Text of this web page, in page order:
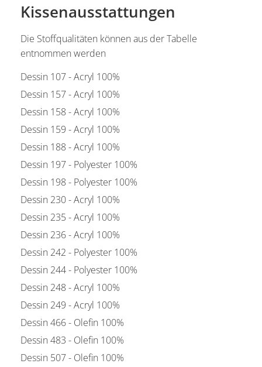
Kissenausstattungen
Die Stoffqualitäten können aus der Tabelle
entnommen werden
Dessin 107 - Acryl 100%
Dessin 157 - Acryl 100%
Dessin 158 - Acryl 100%
Dessin 159 - Acryl 100%
Dessin 188 - Acryl 100%
Dessin 197 - Polyester 100%
Dessin 198 - Polyester 100%
Dessin 230 - Acryl 100%
Dessin 235 - Acryl 100%
Dessin 236 - Acryl 100%
Dessin 242 - Polyester 100%
Dessin 244 - Polyester 100%
Dessin 248 - Acryl 100%
Dessin 249 - Acryl 100%
Dessin 466 - Olefin 100%
Dessin 483 - Olefin 100%
Dessin 507 - Olefin 100%